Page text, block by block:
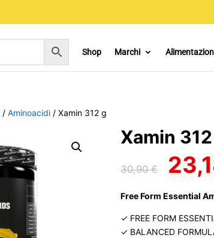
Shop Marchi
/Aminoacidi / Xamin 312 g
Xamin
30,90€ Il
era:
30,90
Free Form Essential
✓ FREE FORM
✓ BALANCED